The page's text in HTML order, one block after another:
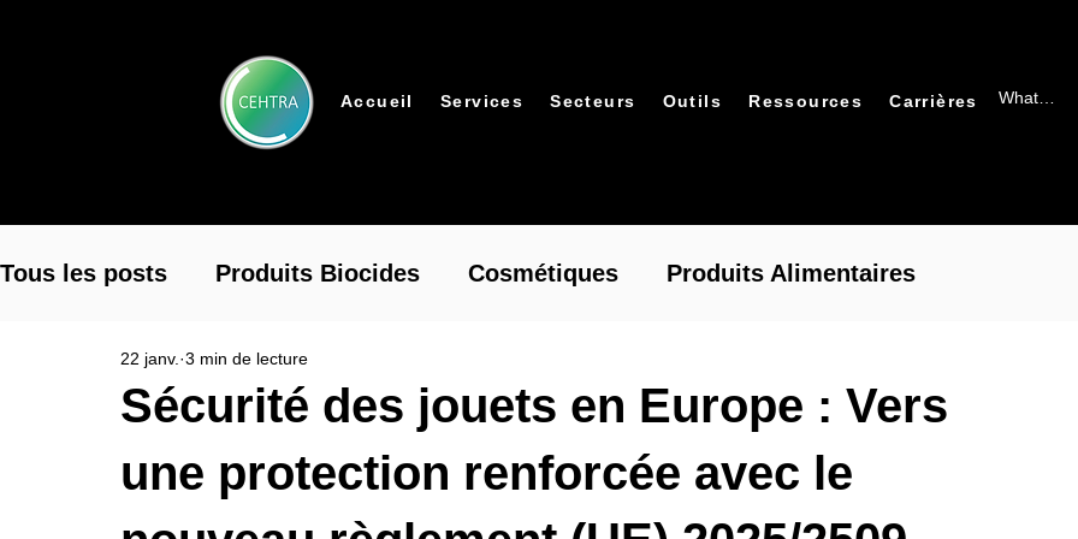
Accueil Services Secteurs Outils Ressources Carrières
Tous les posts Produits Biocides Cosmétiques Produits Alimentaires
Outils Digitaux Produits Pharmaceutiques
Perturbateurs Endocriniens Événements & webinaires Protection des plantes
Sécurité des jouets en Europe : Vers
une protection renforcée avec le
22 janv. 3 min de lecture